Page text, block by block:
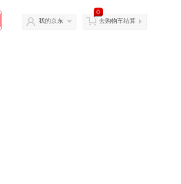
我的京东
0
去购物车结算